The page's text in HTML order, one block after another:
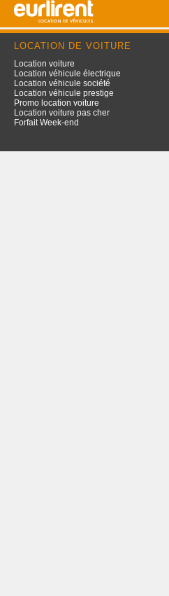
LOCATION DE VOITURE
Location voiture
Location véhicule électrique
Location véhicule société
Location véhicule prestige
Promo location voiture
Location voiture pas cher
Forfait Week-end